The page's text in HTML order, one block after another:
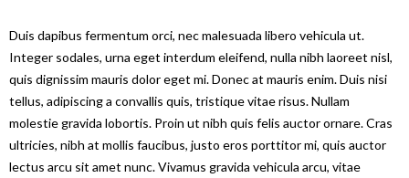
Duis dapibus fermentum orci, nec malesuada libero vehicula ut.
Integer sodales, urna eget interdum eleifend, nulla nibh laoreet nisl,
quis dignissim mauris dolor eget mi. Donec at mauris enim. Duis nisi
tellus, adipiscing a convallis quis, tristique vitae risus. Nullam
molestie gravida lobortis. Proin ut nibh quis felis auctor ornare. Cras
ultricies, nibh at mollis faucibus, justo eros porttitor mi, quis auctor
lectus arcu sit amet nunc. Vivamus gravida vehicula arcu, vitae